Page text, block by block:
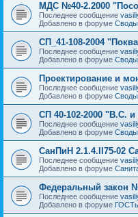
МДС №40-2.2000
Последнее сообщение
Добавлено в форуме
СП_41-108-2004
Последнее сообщение
Добавлено в форуме
Проектирование и
Последнее сообщение
Добавлено в форуме
СП 40-102-2000 "В.С.
Последнее сообщение
Добавлено в форуме
СанПиН 2.1.4.II75-02
Последнее сообщение
Добавлено в форуме
Федеральный закон
Последнее сообщение
Добавлено в форуме